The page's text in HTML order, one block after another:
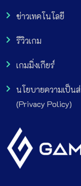
ข่าวเทคโนโลยี
รีวิวเกม
เกมมิ่งเกียร์
นโยบายความเป็น
(Privacy Policy)